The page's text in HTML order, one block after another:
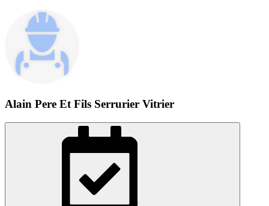
Alain Pere Et Fils Serrurier Vitrier